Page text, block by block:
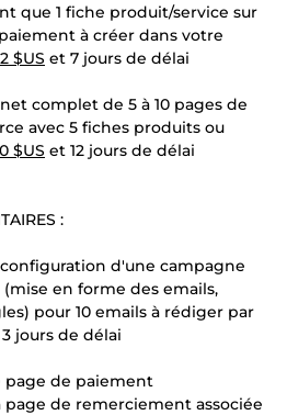
que 1 fiche produit/service sur
à créer dans votre
$US et 7 jours de délai
complet de 5 à 10 pages de
avec 5 fiches produits ou
$US et 12 jours de délai
:
configuration d'une campagne
en forme des emails,
pour 10 emails à rédiger par
jours de délai
page de paiement
de remerciement associée